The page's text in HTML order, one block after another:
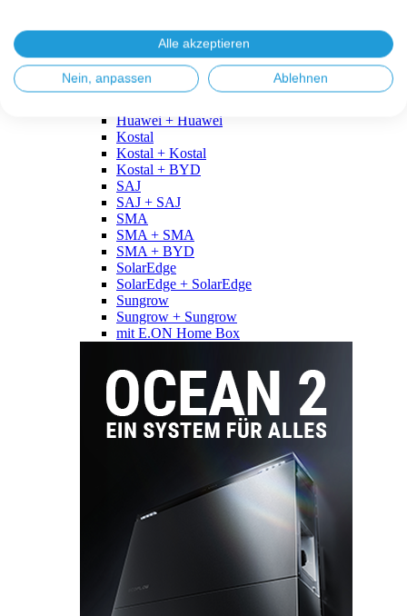
Fronius + BYD
GoodWe
GoodWe + GoodWe
GoodWe + BYD
Huawei + Huawei
Kostal
Kostal + Kostal
Kostal + BYD
SAJ
SAJ + SAJ
SMA
SMA + SMA
SMA + BYD
SolarEdge
SolarEdge + SolarEdge
Sungrow
Sungrow + Sungrow
mit E.ON Home Box
Alle akzeptieren
Nein, anpassen Ablehnen